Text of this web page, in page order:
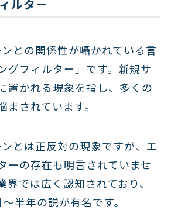
ルター
との関係性が囁かれている言
グフィルター」です。新規サ
置かれる現象を指し、多くの
されています。
とは正反対の現象ですが、エ
ーの存在も明言されていませ
界では広く認知されており、
半年の説が有名です。